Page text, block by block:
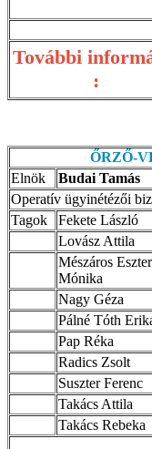
További
:
ŐRZŐ-
Elnök
Budai Tamás
Operatív ügyinétézői
Tagok
Fekete László
Lovász Attila
Mészáros Eszter
Mónika
Nagy Géza
Pálné Tóth
Pap Réka
Radics Zsolt
Suszter Ferenc
Takács Attila
Takács Rebeka